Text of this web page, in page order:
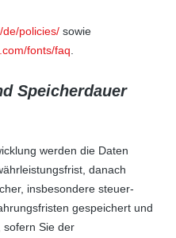
de/policies/ sowie
fonts/faq
Speicherdauer
werden die Daten
danach
insbesondere steuer-
gespeichert und
sofern Sie der